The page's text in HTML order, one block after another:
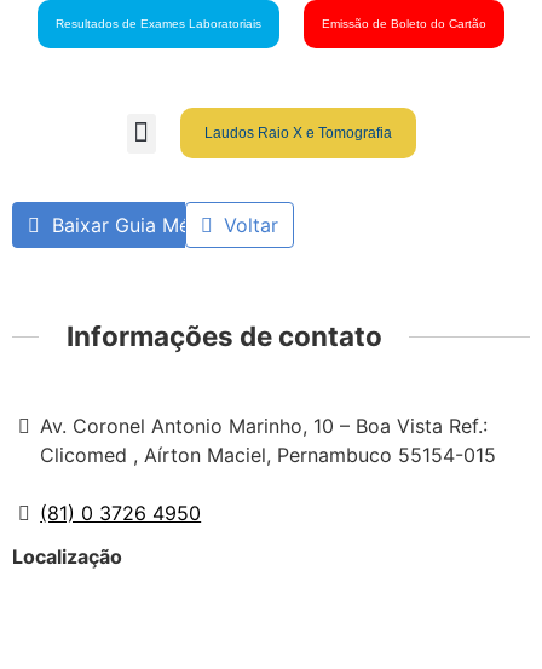
Resultados de Exames Laboratoriais Emissão de Boleto do Cartão
Laudos Raio X e Tomografia
Baixar Guia MédicoVoltar
Informações de contato
Av. Coronel Antonio Marinho, 10 – Boa Vista Ref.:
Clicomed , Aírton Maciel, Pernambuco 55154-015
(81) 0 3726 4950
Localização